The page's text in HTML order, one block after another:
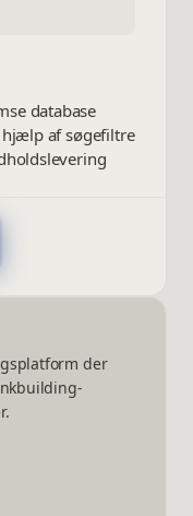
database
hjælp af søgefiltre
der